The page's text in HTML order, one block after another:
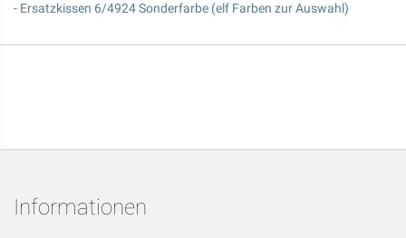
- Ersatzkissen 6/4924 Sonderfarbe (elf Farben zur Auswahl)
Informationen